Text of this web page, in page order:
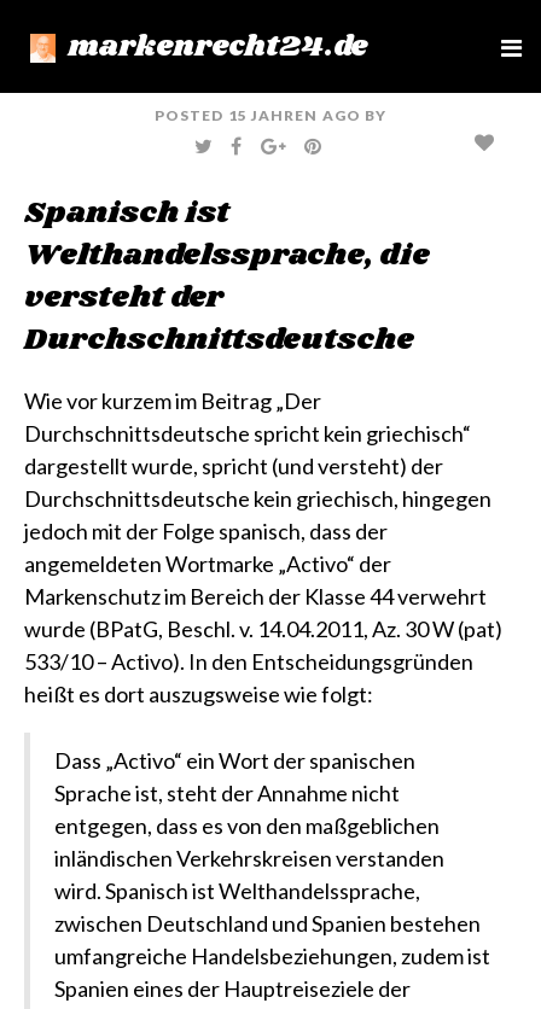
markenrecht24.de
e
POSTED 15 JAHREN AGO BY
T
W
T
E
F
A
O
G
O
P
I
T
Spanisch ist
Welthandelssprache, die
versteht der
Durchschnittsdeutsche
Wie vor kurzem im Beitrag„Der
Durchschnittsdeutsche spricht kein griechisch“
dargestellt wurde, spricht (und versteht) der
Durchschnittsdeutsche kein griechisch, hingegen
jedoch mit der Folge spanisch, dass der
angemeldeten Wortmarke „Activo“ der
Markenschutz im Bereich der Klasse 44 verwehrt
wurde (BPatG, Beschl. v. 14.04.2011, Az. 30 W (pat)
533/10 – Activo). In den Entscheidungsgründen
heißt es dort auszugsweise wie folgt:
Dass „Activo“ ein Wort der spanischen
Sprache ist, steht der Annahme nicht
entgegen, dass es von den maßgeblichen
inländischen Verkehrskreisen verstanden
wird. Spanisch ist Welthandelssprache,
zwischen Deutschland und Spanien bestehen
umfangreiche Handelsbeziehungen, zudem ist
Spanien eines der Hauptreiseziele der